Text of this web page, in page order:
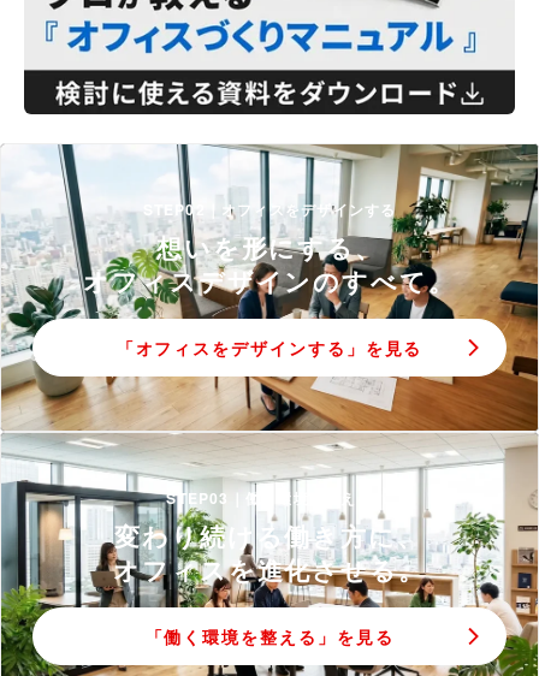
STEP02｜オフィスをデザインする
想いを形にする、
オフィスデザインのすべて。
「オフィスをデザインする」を見る
STEP03｜働く環境を整える
変わり続ける働き方に、
オフィスを進化させる。
「働く環境を整える」を見る